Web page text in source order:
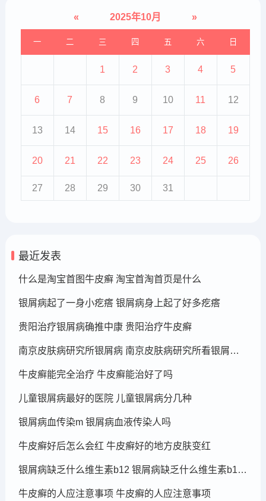
« 2025年10月 »
一 二 三 四 五 六 日
1 2 3 4 5
6 7 8 9 10 11 12
13 14 15 16 17 18 19
20 21 22 23 24 25 26
27 28 29 30 31
最近发表
什么是淘宝首图牛皮癣 淘宝首淘首页是什么
银屑病起了一身小疙瘩 银屑病身上起了好多疙瘩
贵阳治疗银屑病确推中康 贵阳治疗牛皮癣
南京皮肤病研究所银屑病 南京皮肤病研究所看银屑病哪个医生厉害
牛皮癣能完全治疗 牛皮癣能治好了吗
儿童银屑病最好的医院 儿童银屑病分几种
银屑病血传染m 银屑病血液传染人吗
牛皮癣好后怎么会红 牛皮癣好的地方皮肤变红
银屑病缺乏什么维生素b12 银屑病缺乏什么维生素b12可以补充
牛皮癣的人应注意事项 牛皮癣的人应注意事项